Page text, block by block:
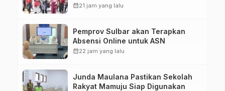
Tappidena
calendar_month21 jam yang lalu
Pemprov Sulbar akan Terapkan
Absensi Online untuk ASN
calendar_month22 jam yang lalu
Junda Maulana Pastikan Sekolah
Rakyat Mamuju Siap Digunakan